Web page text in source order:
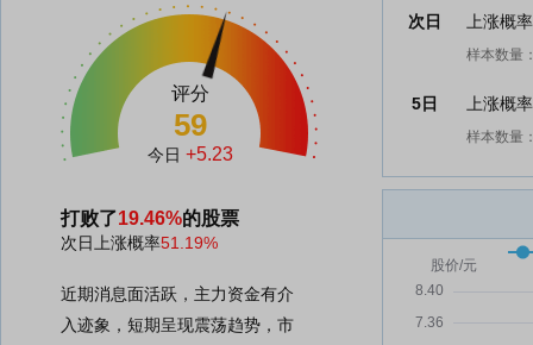
评分
59
今日 +5.23
打败了19.46%的股票
次日上涨概率51.19%
近期消息面活跃，主力资金有介
入迹象，短期呈现震荡趋势，市
次日 上涨概
样本数量
5日 上涨概
样本数量